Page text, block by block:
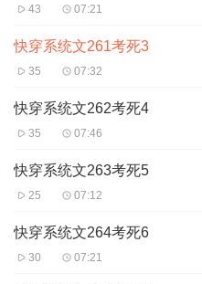
43 07:21
快穿系统文261考死3
35 07:32
快穿系统文262考死4
35 07:46
快穿系统文263考死5
25 07:12
快穿系统文264考死6
30 07:21